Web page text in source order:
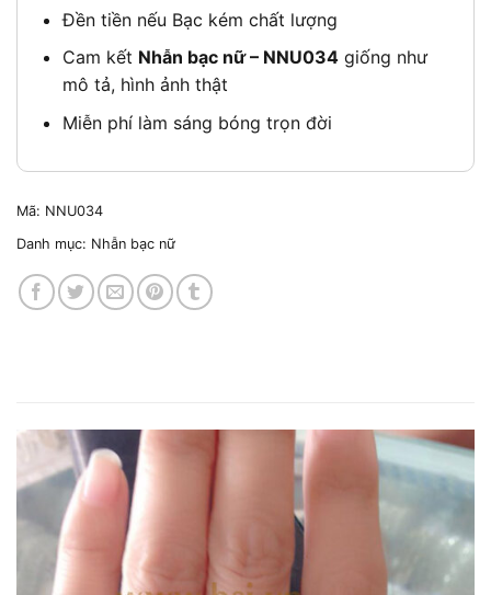
Đền tiền nếu Bạc kém chất lượng
Cam kết Nhẫn bạc nữ – NNU034giống như
mô tả, hình ảnh thật
Miễn phí làm sáng bóng trọn đời
Mã: NNU034
Danh mục: Nhẫn bạc nữ